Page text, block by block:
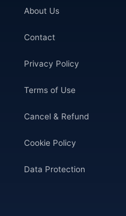
About Us
Contact
Privacy Policy
Terms of Use
Cancel & Refund
Cookie Policy
Data Protection